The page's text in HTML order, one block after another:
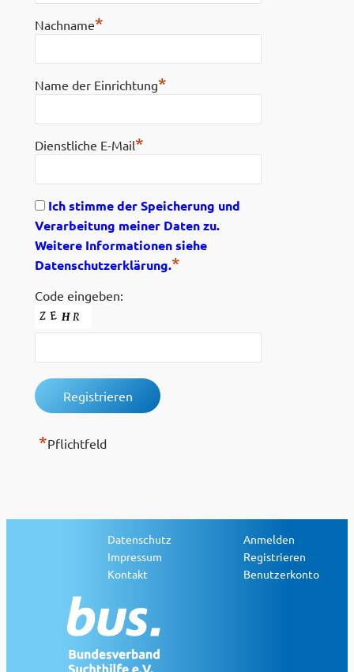
Nachname*
Name der Einrichtung*
Dienstliche E-Mail*
Ich stimme der Speicherung und
Verarbeitung meiner Daten zu.
Weitere Informationen siehe
Datenschutzerklärung.*
Code eingeben:
*Pflichtfeld
Datenschutz
Impressum
Kontakt
Anmelden
Registrieren
Benutzerkonto